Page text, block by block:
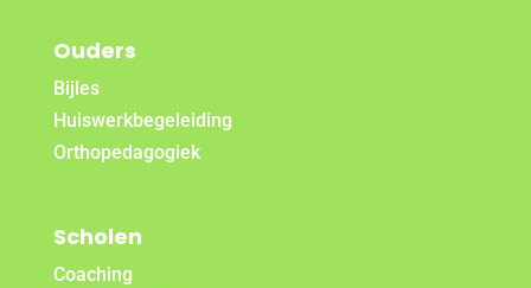
Ouders
Bijles
Huiswerkbegeleiding
Orthopedagogiek
Scholen
Coaching